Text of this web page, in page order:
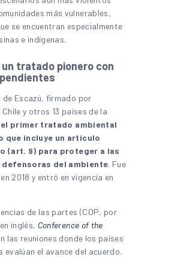
más vulnerables,
se encuentran especialmente
e indígenas.
tratado pionero con
de Escazú, firmado por
y otros 13 países de la
el primer tratado ambiental
que incluye un artículo
(art. 9) para proteger a las
defensoras del ambiente. Fue
2018 y entró en vigencia en
de las partes (COP, por
inglés, Conference of the
las reuniones donde los países
evalúan el avance del acuerdo.